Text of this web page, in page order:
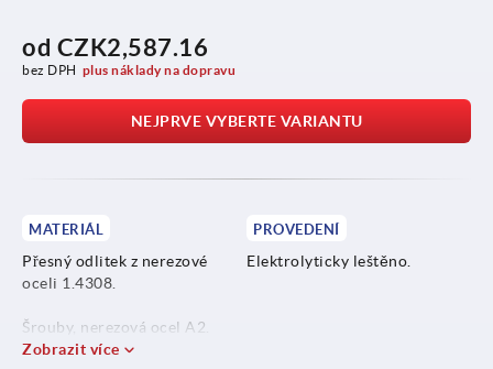
od CZK2,587.16
bez DPH plus náklady na dopravu
NEJPRVE VYBERTE VARIANTU
MATERIÁL
Přesný odlitek z nerezové
oceli 1.4308.
Šrouby, nerezová ocel A2.
PROVEDENÍ
Elektrolyticky leštěno.
Zobrazit více